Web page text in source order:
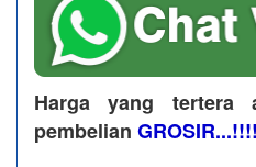
Harga yang tertera
pembelian GROSIR...!!!!